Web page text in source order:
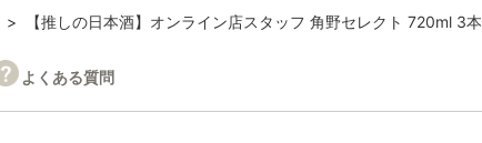
【推しの日本酒】オンライン店スタッフ 角野セレクト 720ml 3本
よくある質問